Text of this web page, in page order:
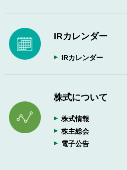
IRカレンダー
IRカレンダー
株式について
株式情報
株主総会
電子公告